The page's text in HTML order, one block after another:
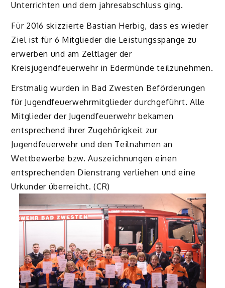
Unterrichten und dem jahresabschluss ging.
Für 2016 skizzierte Bastian Herbig, dass es wieder
Ziel ist für 6 Mitglieder die Leistungsspange zu
erwerben und am Zeltlager der
Kreisjugendfeuerwehr in Edermünde teilzunehmen.
Erstmalig wurden in Bad Zwesten Beförderungen
für Jugendfeuerwehrmitglieder durchgeführt. Alle
Mitglieder der Jugendfeuerwehr bekamen
entsprechend ihrer Zugehörigkeit zur
Jugendfeuerwehr und den Teilnahmen an
Wettbewerbe bzw. Auszeichnungen einen
entsprechenden Dienstrang verliehen und eine
Urkunder überreicht. (CR)